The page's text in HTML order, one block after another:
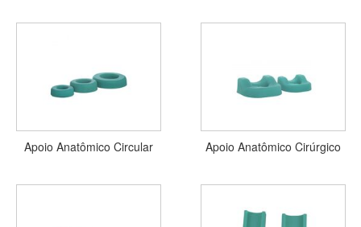
Apoio Anatômico Circular Apoio Anatômico Cirúrgico